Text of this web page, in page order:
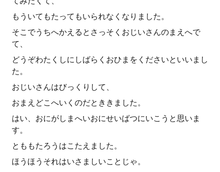
もういてもたってもいられなくなりました。
そこでうちへかえるとさっそくおじいさんのまえへで
て、
どうぞわたくしにしばらくおひまをくださいといいまし
た。
おじいさんはびっくりして、
おまえどこへいくのだとききました。
はい、おにがしまへいおにせいばつにいこうと思いま
す。
とももたろうはこたえました。
ほうほうそれはいさましいことじゃ。